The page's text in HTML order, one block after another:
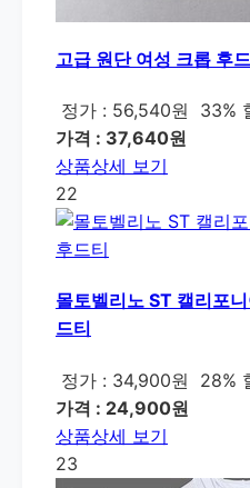
고급 원단 여성 크롭 후
정가 : 56,540원
33%
가격 : 37,640원
상품상세 보기
22
몰토벨리노 ST 캘리포
드티
정가 : 34,900원
28%
가격 : 24,900원
상품상세 보기
23